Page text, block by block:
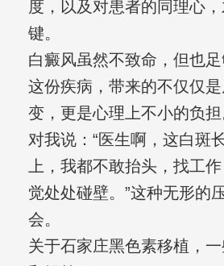
度，以及对患者的同理心
键。
白癜风虽然不致命，但也足
这份疾病，带来的不仅仅
变，更是心理上不小的负
对我说：“医生啊，这白斑
上，我都不敢抬头，找工
觉处处碰壁。”这种无形的
会。
关于石家庄黑色素移植，